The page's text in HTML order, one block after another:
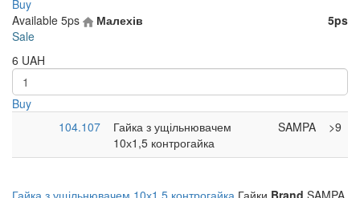
Buy
Available 5ps Малехів
5ps
Sale
6 UAH
Buy
104.107
Гайка з ущільнювачем
10х1,5 контрогайка
SAMPA >9
Гайка з ущільнювачем 10х1,5 контрогайка Гайки Brand SAMPA